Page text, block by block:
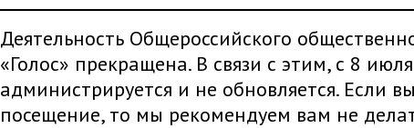
Деятельность Общероссийского
«Голос» прекращена. В связи с этим, с 8
администрируется и не обновляется. Если
посещение, то мы рекомендуем вам не